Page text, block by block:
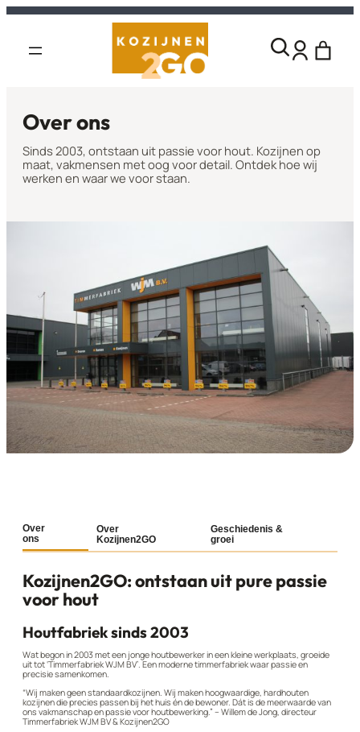
Over ons
Sinds 2003, ontstaan uit passie voor hout. Kozijnen op
maat, vakmensen met oog voor detail. Ontdek hoe wij
werken en waar we voor staan.
Over
ons
Over
Kozijnen2GO
Geschiedenis &
groei
Kozijnen2GO: ontstaan uit pure passie
voor hout
Houtfabriek sinds 2003
Wat begon in 2003 met een jonge houtbewerker in een kleine werkplaats, groeide
uit tot ‘Timmerfabriek WJM BV’. Een moderne timmerfabriek waar passie en
precisie samenkomen.
“Wij maken geen standaardkozijnen. Wij maken hoogwaardige, hardhouten
kozijnen die precies passen bij het huis én de bewoner. Dát is de meerwaarde van
ons vakmanschap en passie voor houtbewerking.” – Willem de Jong, directeur
Timmerfabriek WJM BV & Kozijnen2GO